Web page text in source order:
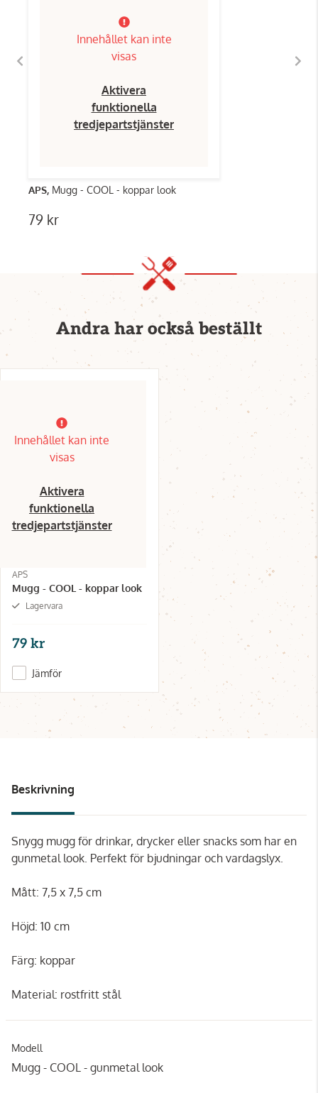
Innehållet kan inte
visas
Aktivera
funktionella
tredjepartstjänster
APS, Mugg - COOL - koppar look
79 kr
Andra har också beställt
Innehållet kan inte
visas
Aktivera
funktionella
tredjepartstjänster
APS
Mugg - COOL - koppar look
Lagervara
79 kr
Jämför
Beskrivning
Snygg mugg för drinkar, drycker eller snacks som har en
gunmetal look. Perfekt för bjudningar och vardagslyx.
Mått: 7,5 x 7,5 cm
Höjd: 10 cm
Färg: koppar
Material: rostfritt stål
Modell
Mugg - COOL - gunmetal look